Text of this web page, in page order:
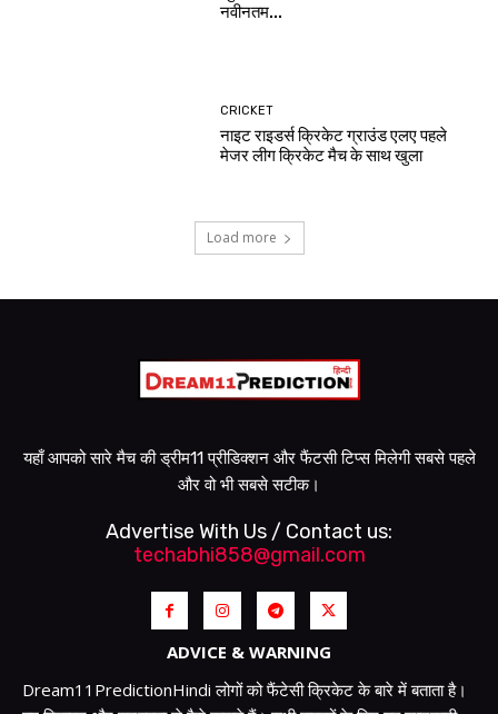
नवीनतम...
CRICKET
नाइट राइडर्स क्रिकेट ग्राउंड एलए पहले
मेजर लीग क्रिकेट मैच के साथ खुला
Load more
यहाँ आपको सारे मैच की ड्रीम11 प्रीडिक्शन और फैंटसी टिप्स मिलेगी सबसे पहले
और वो भी सबसे सटीक।
Advertise With Us / Contact us:
techabhi858@gmail.com
ADVICE & WARNING
Dream11PredictionHindi लोगों को फैंटेसी क्रिकेट के बारे में बताता है।